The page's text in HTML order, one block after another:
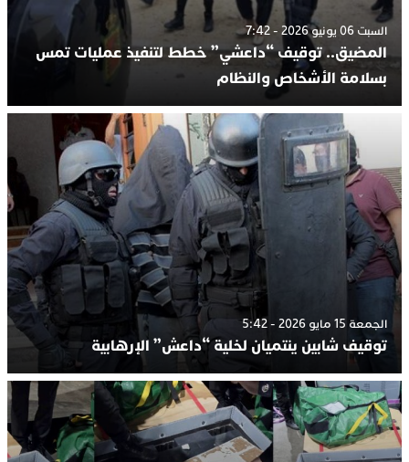
السبت 06 يونيو 2026 - 7:42
المضيق.. توقيف “داعشي” خطط لتنفيذ عمليات تمس
بسلامة الأشخاص والنظام
الجمعة 15 مايو 2026 - 5:42
توقيف شابين ينتميان لخلية “داعش” الإرهابية